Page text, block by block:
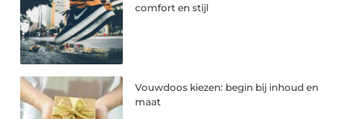
comfort en stijl
Vouwdoos kiezen: begin bij inhoud en
maat